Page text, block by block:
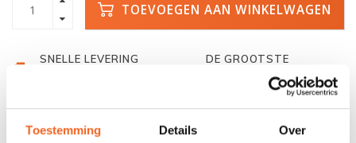
Toestemming Details Over
TOEVOEGEN AAN WINKELWAGEN
SNELLE LEVERING
DE GROOTSTE
Duizenden kano's op
678 GOOGLE REVIEWS
PROEFVAART